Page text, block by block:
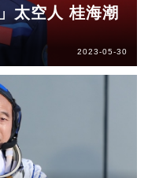
太空人 桂海潮
2023-05-30